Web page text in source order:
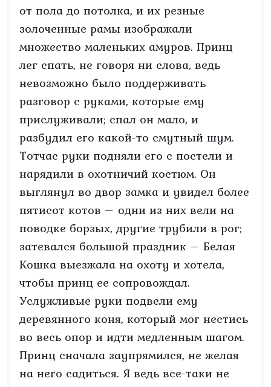
от пола до потолка, и их резные
золоченные рамы изображали
множество маленьких амуров. Принц
лег спать, не говоря ни слова, ведь
невозможно было поддерживать
разговор с руками, которые ему
прислуживали; спал он мало, и
разбудил его какой-то смутный шум.
Тотчас руки подняли его с постели и
нарядили в охотничий костюм. Он
выглянул во двор замка и увидел более
пятисот котов – одни из них вели на
поводке борзых, другие трубили в рог;
затевался большой праздник – Белая
Кошка выезжала на охоту и хотела,
чтобы принц ее сопровождал.
Услужливые руки подвели ему
деревянного коня, который мог нестись
во весь опор и идти медленным шагом.
Принц сначала заупрямился, не желая
на него садиться. Я ведь все-таки не